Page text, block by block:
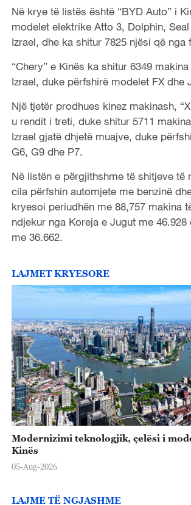
Në krye të listës është “BYD Auto” i
modelet elektrike Atto 3, Dolphin,
Izrael, dhe ka shitur 7825 njësi që
“Chery” e Kinës ka shitur 6349
Izrael, duke përfshirë modelet FX dhe
Një tjetër prodhues kinez makinash,
u rendit i treti, duke shitur 5711
Izrael gjatë dhjetë muajve, duke
G6, G9 dhe P7.
Në listën e përgjithshme të shitjeve të
cila përfshin automjete me benzinë
kryesoi periudhën me 88,757 makina
ndjekur nga Koreja e Jugut me 46.928
me 36.662.
LAJMET KRYESORE
Modernizimi teknologjik, çelësi i
Kinës
05-Aug-2026
LAJME TË NGJASHME